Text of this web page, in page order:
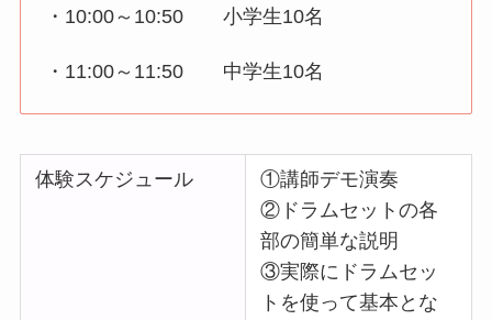
・10:00～10:50 小学生10名
・11:00～11:50 中学生10名
体験スケジュール
①講師デモ演奏
②ドラムセットの各
部の簡単な説明
③実際にドラムセッ
トを使って基本とな